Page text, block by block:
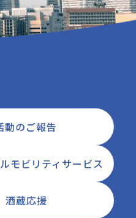
動のご報告
モビリティサービス
酒蔵応援